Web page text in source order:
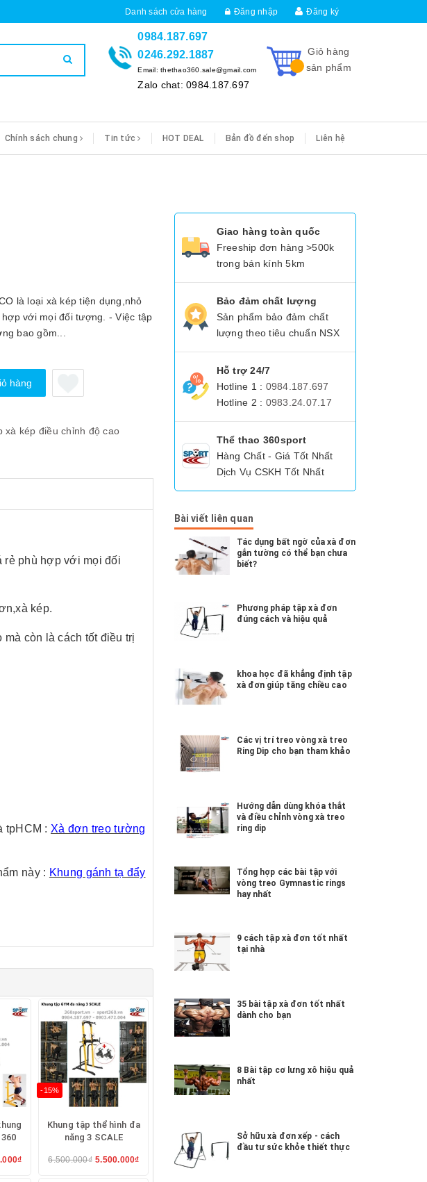
Danh sách cửa hàng Đăng nhập Đăng ký
Giỏ hàng
sản phẩm
0984.187.697
0246.292.1887
Email: thethao360.sale@gmail.com
Zalo chat: 0984.187.697
Chính sách chung Tin tức HOT DEAL Bản đồ đến shop Liên hệ
là loại xà kép tiện dụng,nhỏ
với mọi đối tượng. - Việc tập
bao gồm...
hàng
xà kép điều chỉnh độ cao
rẻ phù hợp với mọi đối
kép.
còn là cách tốt điều trị
tpHCM : Xà đơn treo tường
này : Khung gánh tạ đẩy
-15%
Khung tập thể hình đa
năng 3 SCALE
6.500.000₫ 5.500.000₫
Giao hàng toàn quốc
Freeship đơn hàng >500k
trong bán kính 5km
Bảo đảm chất lượng
Sản phẩm bảo đảm chất
lượng theo tiêu chuẩn NSX
Hỗ trợ 24/7
Hotline 1 : 0984.187.697
Hotline 2 : 0983.24.07.17
Thể thao 360sport
Hàng Chất - Giá Tốt Nhất
Dịch Vụ CSKH Tốt Nhất
Bài viết liên quan
Tác dụng bất ngờ của xà đơn
gắn tường có thể bạn chưa
biết?
Phương pháp tập xà đơn
đúng cách và hiệu quả
khoa học đã khẳng định tập
xà đơn giúp tăng chiều cao
Các vị trí treo vòng xà treo
Ring Dip cho bạn tham khảo
Hướng dẫn dùng khóa thắt
và điều chỉnh vòng xà treo
ring dip
Tổng hợp các bài tập với
vòng treo Gymnastic rings
hay nhất
9 cách tập xà đơn tốt nhất
tại nhà
35 bài tập xà đơn tốt nhất
dành cho bạn
8 Bài tập cơ lưng xô hiệu quả
nhất
Sở hữu xà đơn xếp - cách
đầu tư sức khỏe thiết thực